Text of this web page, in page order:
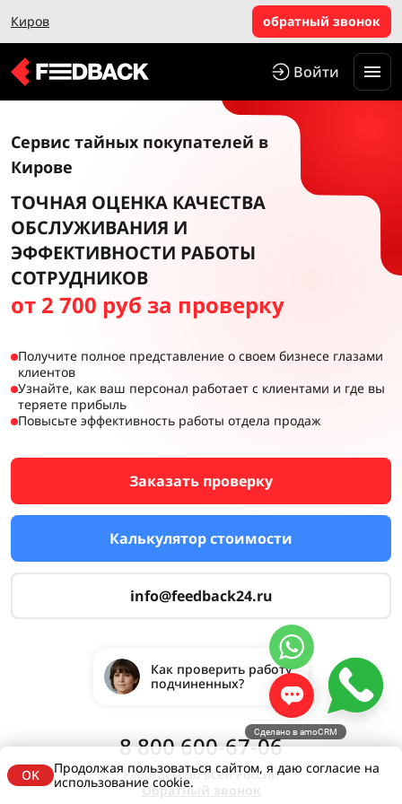
Киров обратный звонок
Войти
Сервис тайных покупателей в
Кирове
ТОЧНАЯ ОЦЕНКА КАЧЕСТВА
ОБСЛУЖИВАНИЯ И
ЭФФЕКТИВНОСТИ РАБОТЫ
СОТРУДНИКОВ
от 2 700 руб за проверку
Получите полное представление о своем бизнесе глазами
клиентов
Узнайте, как ваш персонал работает с клиентами и где вы
теряете прибыль
Повысьте эффективность работы отдела продаж
Заказать проверку
Калькулятор стоимости
info@feedback24.ru
Как проверить работу
подчиненных?
8 800 600-67-06
Работаем по всей России
Обратный звонок
OK
Продолжая пользоваться сайтом, я даю согласие на
использование cookie.
Сделано в amoCRM